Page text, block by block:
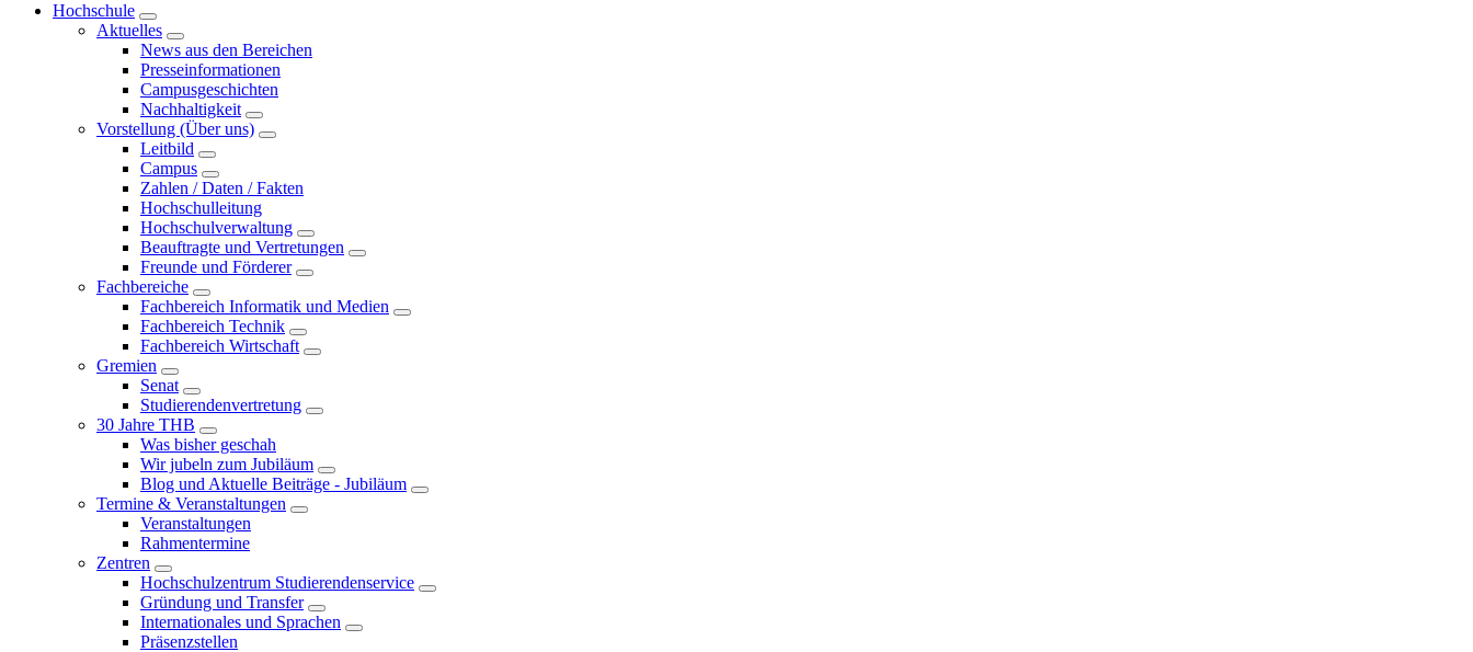
Hochschule
Aktuelles
News aus den Bereichen
Presseinformationen
Campusgeschichten
Nachhaltigkeit
Vorstellung (Über uns)
Leitbild
Campus
Zahlen / Daten / Fakten
Hochschulleitung
Hochschulverwaltung
Beauftragte und Vertretungen
Freunde und Förderer
Fachbereiche
Fachbereich Informatik und Medien
Fachbereich Technik
Fachbereich Wirtschaft
Gremien
Senat
Studierendenvertretung
30 Jahre THB
Was bisher geschah
Wir jubeln zum Jubiläum
Blog und Aktuelle Beiträge - Jubiläum
Termine & Veranstaltungen
Veranstaltungen
Rahmentermine
Zentren
Hochschulzentrum Studierendenservice
Gründung und Transfer
Internationales und Sprachen
Präsenzstellen